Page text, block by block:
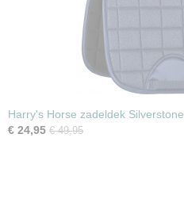
Harry's Horse zadeldek Silverstone
€ 24,95 € 49,95